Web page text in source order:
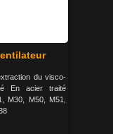
du visco-
En acier traité
M30, M50, M51,